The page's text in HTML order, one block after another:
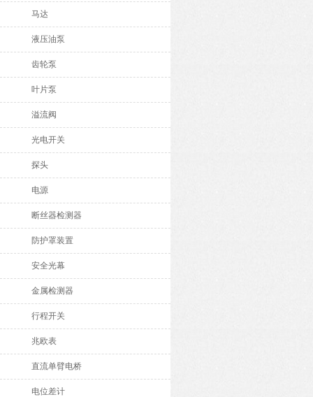
马达
液压油泵
齿轮泵
叶片泵
溢流阀
光电开关
探头
电源
断丝器检测器
防护罩装置
安全光幕
金属检测器
行程开关
兆欧表
直流单臂电桥
电位差计